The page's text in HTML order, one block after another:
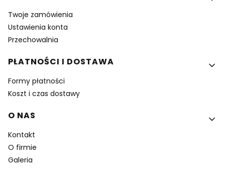
Twoje zamówienia
Ustawienia konta
Przechowalnia
PŁATNOŚCI I DOSTAWA
Formy płatności
Koszt i czas dostawy
O NAS
Kontakt
O firmie
Galeria